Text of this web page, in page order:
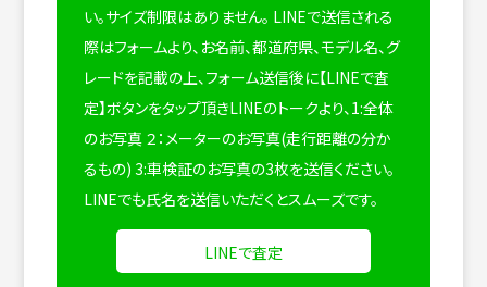
い。サイズ制限はありません。 LINEで送信される
際はフォームより、お名前、都道府県、モデル名、グ
レードを記載の上、フォーム送信後に【LINEで査
定】ボタンをタップ頂きLINEのトークより、1:全体
のお写真 ２：メーターのお写真(走行距離の分か
るもの) 3:車検証のお写真の3枚を送信ください。
LINEでも氏名を送信いただくとスムーズです。
LINEで査定